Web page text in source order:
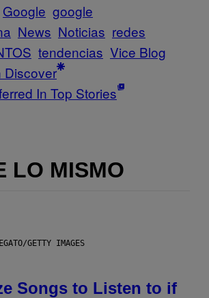
Google google
News Noticias redes
tendencias Vice Blog
Discover
In Top Stories
LO MISMO
GETTY IMAGES
Songs to Listen to if